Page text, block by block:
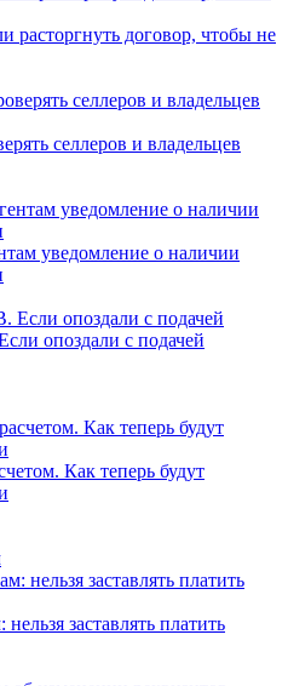
расторгнуть договор, чтобы не
селлеров и владельцев
уведомление о наличии
опоздали с подачей
Как теперь будут
заставлять платить